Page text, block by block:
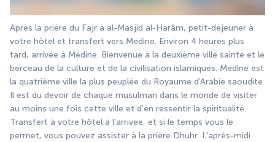
Après la prière du Fajr à al-Masjid al-Harâm, petit-déjeuner à
votre hôtel et transfert vers Médine. Environ 4 heures plus
tard, arrivée à Médine. Bienvenue à la deuxième ville sainte et le
berceau de la culture et de la civilisation islamiques. Médine est
la quatrième ville la plus peuplée du Royaume d'Arabie saoudite.
Il est du devoir de chaque musulman dans le monde de visiter
au moins une fois cette ville et d'en ressentir la spiritualité.
Transfert à votre hôtel à l'arrivée, et si le temps vous le
permet, vous pouvez assister à la prière Dhuhr. L'après-midi